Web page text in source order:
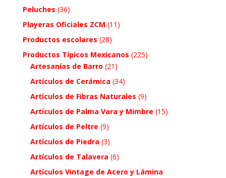
Peluches (36)
Playeras Oficiales ZCM (11)
Productos escolares (28)
Productos Típicos Mexicanos (225)
Artesanías de Barro (21)
Artículos de Cerámica (34)
Artículos de Fibras Naturales (9)
Artículos de Palma Vara y Mimbre (15)
Artículos de Peltre (9)
Artículos de Piedra (3)
Artículos de Talavera (6)
Artículos Vintage de Acero y Lámina